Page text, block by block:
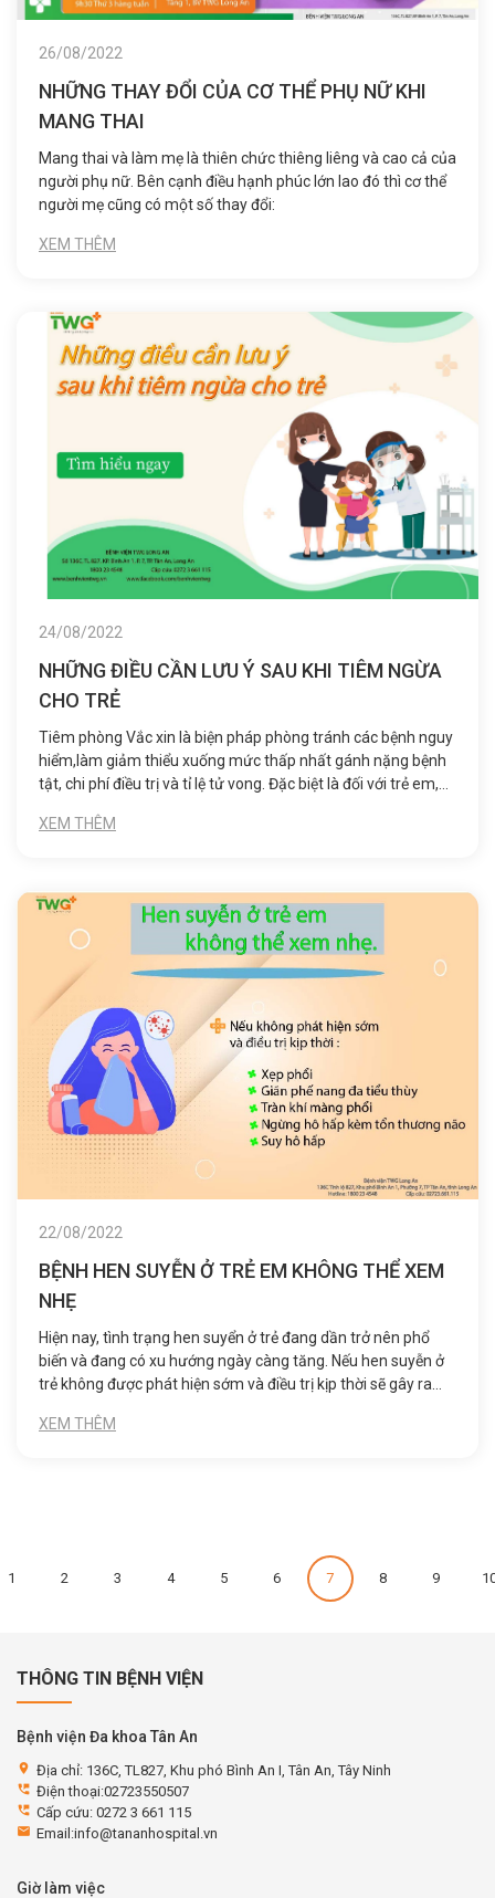
26/08/2022
NHỮNG THAY ĐỔI CỦA CƠ THỂ PHỤ NỮ KHI
MANG THAI
Mang thai và làm mẹ là thiên chức thiêng liêng và cao cả của
người phụ nữ. Bên cạnh điều hạnh phúc lớn lao đó thì cơ thể
người mẹ cũng có một số thay đổi:
XEM THÊM
24/08/2022
NHỮNG ĐIỀU CẦN LƯU Ý SAU KHI TIÊM NGỪA
CHO TRẺ
Tiêm phòng Vắc xin là biện pháp phòng tránh các bệnh nguy
hiểm,làm giảm thiểu xuống mức thấp nhất gánh nặng bệnh
tật, chi phí điều trị và tỉ lệ tử vong. Đặc biệt là đối với trẻ em,
sức đề kháng còn non kém thì việc tiêm ngừa Vắc xin đầy đủ
XEM THÊM
22/08/2022
BỆNH HEN SUYỄN Ở TRẺ EM KHÔNG THỂ XEM
NHẸ
Hiện nay, tình trạng hen suyển ở trẻ đang dần trở nên phổ
biến và đang có xu hướng ngày càng tăng. Nếu hen suyễn ở
trẻ không được phát hiện sớm và điều trị kịp thời sẽ gây ra
của trẻ.
XEM THÊM
1 2 3 4 5 6 7 8 9
THÔNG TIN BỆNH VIỆN
Bệnh viện Đa khoa Tân An
location_on Địa chỉ: 136C, TL827, Khu phó Bình An I, Tân An, Tây Ninh
perm_phone_msg Điện thoại:02723550507
perm_phone_msg Cấp cứu: 0272 3 661 115
email Email:info@tananhospital.vn
Giờ làm việc